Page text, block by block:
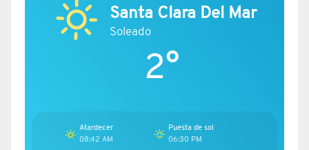
Santa Clara Del Mar
Soleado
2°
Atardecer
08:42 AM
Puesta de sol
06:30 PM